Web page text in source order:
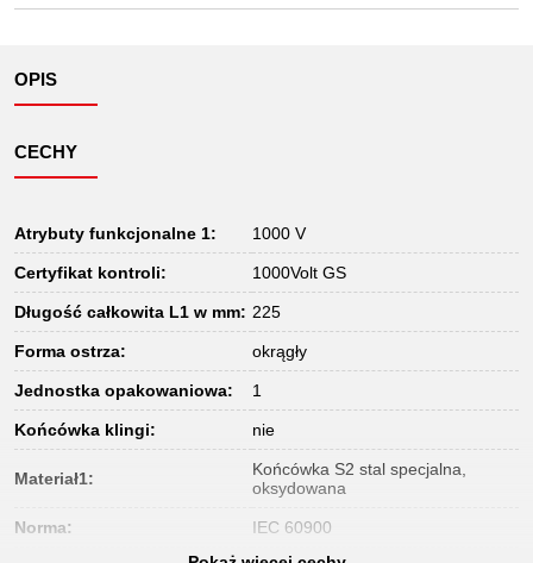
OPIS
CECHY
Atrybuty funkcjonalne 1: 1000 V
Certyfikat kontroli: 1000Volt GS
Długość całkowita L1 w mm: 225
Forma ostrza: okrągły
Jednostka opakowaniowa: 1
Końcówka klingi: nie
Materiał1:
Końcówka S2 stal specjalna,
oksydowana
Norma: IEC 60900